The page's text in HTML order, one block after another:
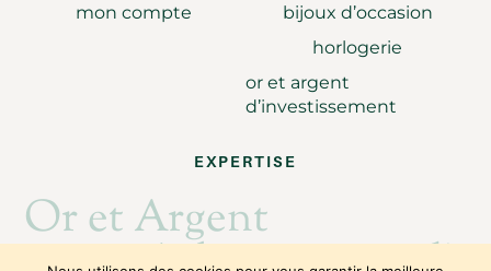
mon compte
bijoux d’occasion
horlogerie
or et argent
d’investissement
EXPERTISE
Or et Argent